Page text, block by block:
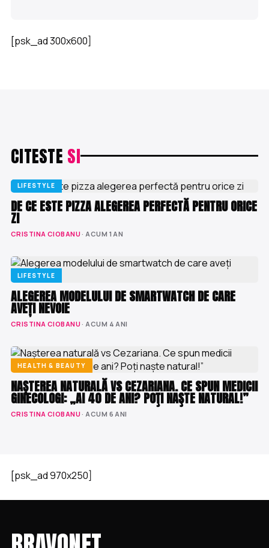
[psk_ad 300x600]
CITESTE SI
LIFESTYLE
DE CE ESTE PIZZA ALEGEREA PERFECTĂ PENTRU ORICE
ZI
CRISTINA CIOBANU· ACUM 1 AN
LIFESTYLE
ALEGEREA MODELULUI DE SMARTWATCH DE CARE
AVEȚI NEVOIE
CRISTINA CIOBANU· ACUM 4 ANI
HEALTH & BEAUTY
NAȘTEREA NATURALĂ VS CEZARIANA. CE SPUN MEDICII
GINECOLOGI: „AI 40 DE ANI? POŢI NAŞTE NATURAL!”
CRISTINA CIOBANU· ACUM 6 ANI
[psk_ad 970x250]